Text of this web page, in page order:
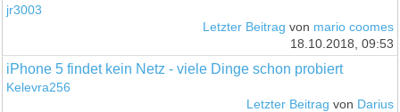
jr3003
Letzter Beitrag von mario coomes
18.10.2018, 09:53
iPhone 5 findet kein Netz - viele Dinge schon probiert
Kelevra256
Letzter Beitrag von Darius